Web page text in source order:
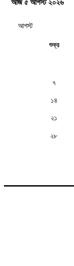
আজ ৫ আগস্ট ২০২৬
শুক্র
৭
১৪
২১
২৮